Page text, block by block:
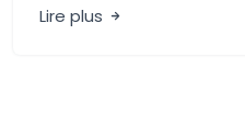
Lire plus